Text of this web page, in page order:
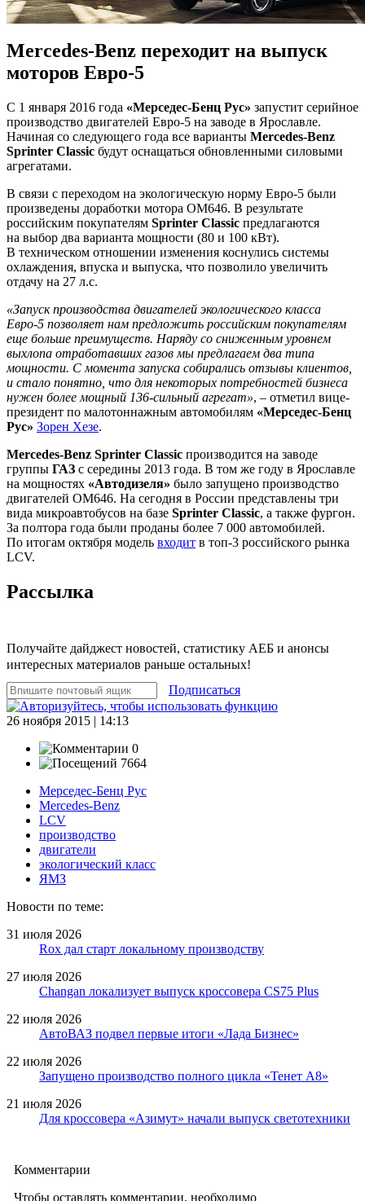
Mercedes-Benz переходит на выпуск
моторов Евро-5
С 1 января 2016 года «Мерседес-Бенц Рус» запустит серийное
производство двигателей Евро-5 на заводе в Ярославле.
Начиная со следующего года все варианты Mercedes-Benz
Sprinter Classic будут оснащаться обновленными силовыми
агрегатами.
В связи с переходом на экологическую норму Евро-5 были
произведены доработки мотора OM646. В результате
российским покупателям Sprinter Classic предлагаются
на выбор два варианта мощности (80 и 100 кВт).
В техническом отношении изменения коснулись системы
охлаждения, впуска и выпуска, что позволило увеличить
отдачу на 27 л.с.
«Запуск производства двигателей экологического класса
Евро-5 позволяет нам предложить российским покупателям
еще больше преимуществ. Наряду со сниженным уровнем
выхлопа отработавших газов мы предлагаем два типа
мощности. С момента запуска собирались отзывы клиентов,
и стало понятно, что для некоторых потребностей бизнеса
нужен более мощный 136-сильный агрегат», – отметил вице-
президент по малотоннажным автомобилям «Мерседес-Бенц
Рус» Зорен Хезе.
Mercedes-Benz Sprinter Classic производится на заводе
группы ГАЗ с середины 2013 года. В том же году в Ярославле
на мощностях «Автодизеля» было запущено производство
двигателей ОМ646. На сегодня в России представлены три
вида микроавтобусов на базе Sprinter Classic, а также фургон.
За полтора года были проданы более 7 000 автомобилей.
По итогам октября модель входит в топ-3 российского рынка
LCV.
Рассылка
Получайте дайджест новостей, статистику АЕБ и анонсы
интересных материалов раньше остальных!
Подписаться
26 ноября 2015 | 14:13
0
7664
Мерседес-Бенц Рус
Mercedes-Benz
LCV
производство
двигатели
экологический класс
ЯМЗ
Новости по теме:
31 июля 2026
Rox дал старт локальному производству
27 июля 2026
Changan локализует выпуск кроссовера CS75 Plus
22 июля 2026
АвтоВАЗ подвел первые итоги «Лада Бизнес»
22 июля 2026
Запущено производство полного цикла «Тенет A8»
21 июля 2026
Для кроссовера «Азимут» начали выпуск светотехники
Комментарии
Чтобы оставлять комментарии, необходимо